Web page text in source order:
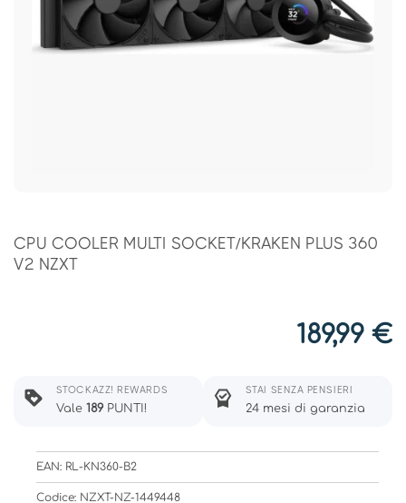
CPU COOLER MULTI SOCKET/KRAKEN PLUS 360
V2 NZXT
189,99 €
STOCKAZZ! REWARDS
Vale 189 PUNTI!
STAI SENZA PENSIERI
24 mesi di garanzia
EAN: RL-KN360-B2
Codice: NZXT-NZ-1449448